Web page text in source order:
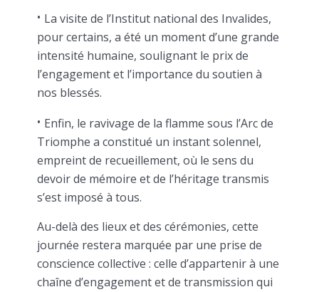
La visite de l’Institut national des Invalides,
pour certains, a été un moment d’une grande
intensité humaine, soulignant le prix de
l’engagement et l’importance du soutien à
nos blessés.
Enfin, le ravivage de la flamme sous l’Arc de
Triomphe a constitué un instant solennel,
empreint de recueillement, où le sens du
devoir de mémoire et de l’héritage transmis
s’est imposé à tous.
Au-delà des lieux et des cérémonies, cette
journée restera marquée par une prise de
conscience collective : celle d’appartenir à une
chaîne d’engagement et de transmission qui